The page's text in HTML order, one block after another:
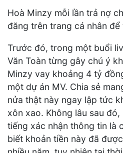
Hoà Minzy mỗi lần trả nợ
đăng trên trang cá nhân
Trước đó, trong một buổi
Văn Toàn từng gây chú ý
Minzy vay khoảng 4 tỷ
một dự án MV. Chia sẻ
nửa thật này ngay lập tức
xôn xao. Không lâu sau
tiếng xác nhận thông tin là
biết khoản tiền này đã